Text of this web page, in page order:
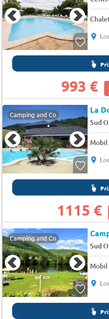
993 €
Camping and Co La
Sud
Mobil
1115 €
Camping and Co
Sud
Mobil